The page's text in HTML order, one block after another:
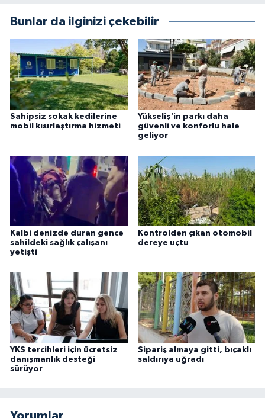
Bunlar da ilginizi çekebilir
Sahipsiz sokak kedilerine
mobil kısırlaştırma hizmeti
Yükseliş'in parkı daha
güvenli ve konforlu hale
geliyor
Kalbi denizde duran gence
sahildeki sağlık çalışanı
yetişti
Kontrolden çıkan otomobil
dereye uçtu
YKS tercihleri için ücretsiz
danışmanlık desteği
sürüyor
Sipariş almaya gitti, bıçaklı
saldırıya uğradı